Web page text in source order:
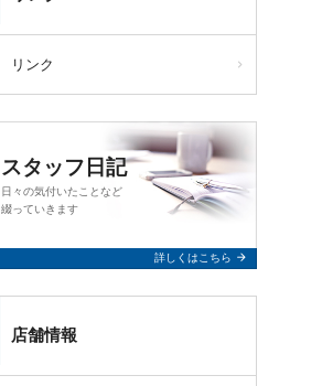
リンク
スタッフ日記
日々の気付いたことなど
綴っていきます
詳しくはこちら arrow_forward
店舗情報